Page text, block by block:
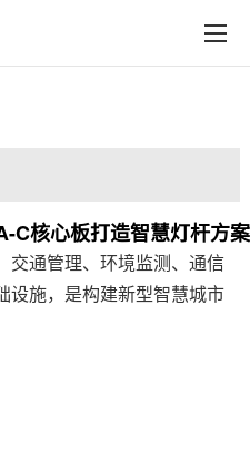
在线购买
C核心板打造智慧灯杆方案
通管理、 环境监测 、通信
设施，是构建新型智慧城市